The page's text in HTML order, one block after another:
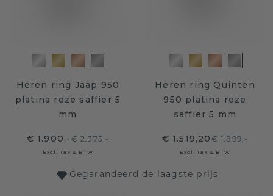
Heren ring Jaap 950
platina roze saffier 5
mm
€ 1.900,-€ 2.375,-
Excl. Tax & BTW
Heren ring Quinten
950 platina roze
saffier 5 mm
€ 1.519,20€ 1.899,-
Excl. Tax & BTW
Gegarandeerd de laagste prijs